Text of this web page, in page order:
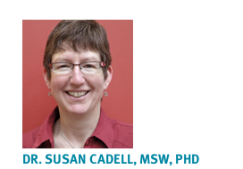
DR. SUSAN CADELL, MSW, PHD